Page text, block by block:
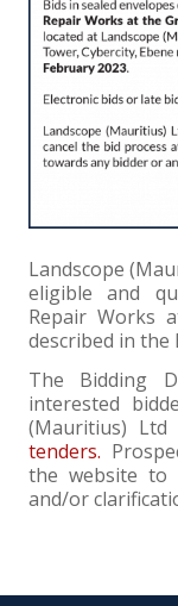
Landscope
eligible and
Repair Works
described in the
The Bidding
interested
(Mauritius)
tenders.
the website to
and/or